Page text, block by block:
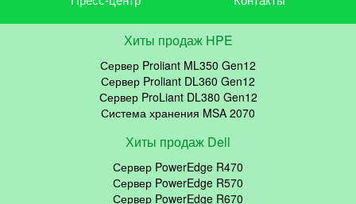
Хиты продаж HPE
Сервер Proliant ML350 Gen12
Сервер Proliant DL360 Gen12
Сервер ProLiant DL380 Gen12
Система хранения MSA 2070
Хиты продаж Dell
Сервер PowerEdge R470
Сервер PowerEdge R570
Сервер PowerEdge R670